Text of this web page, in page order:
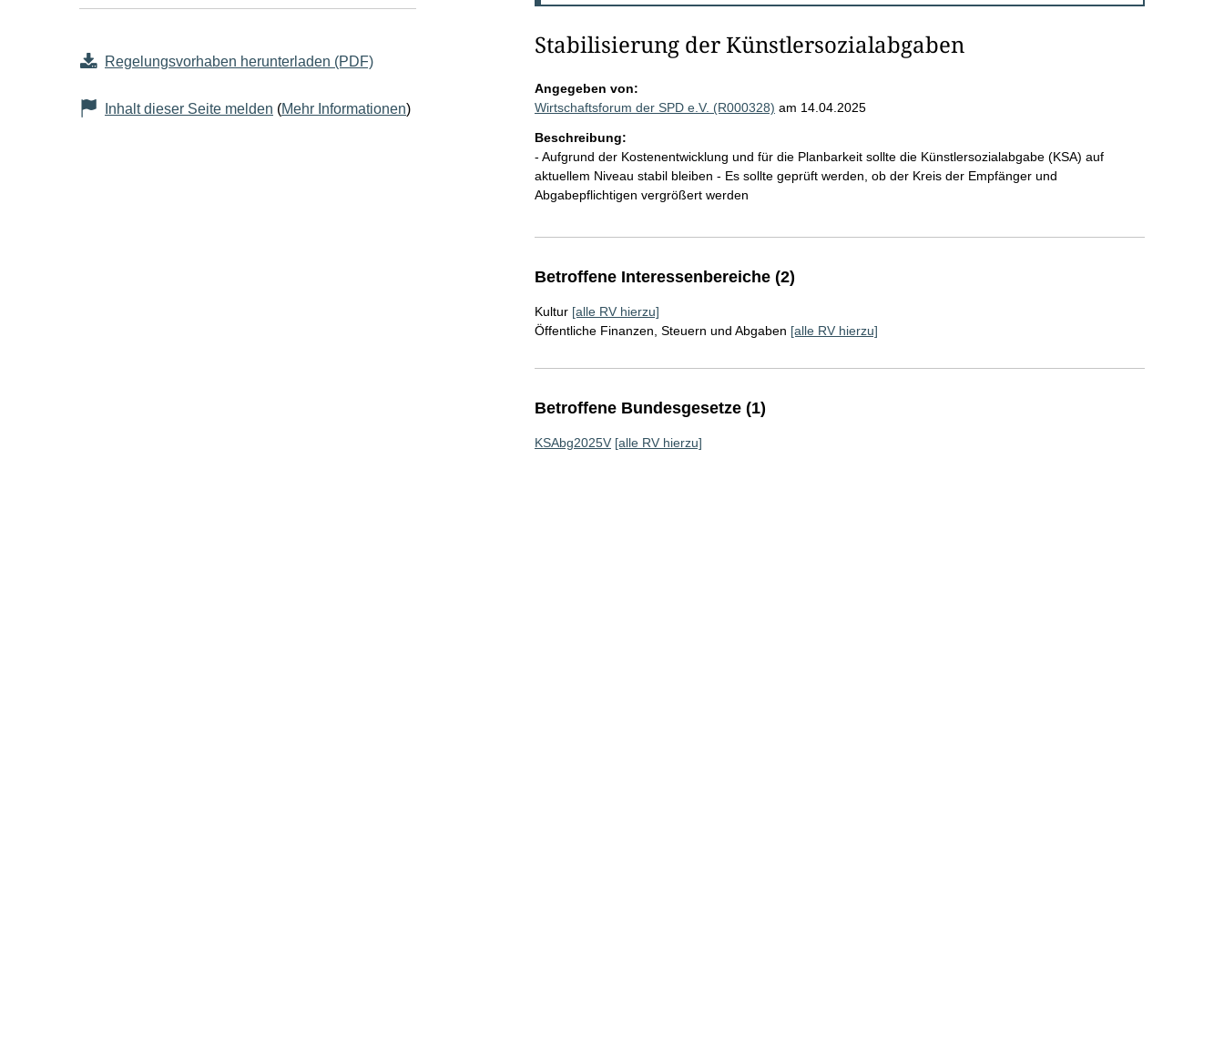
Seiteninhalt
Regelungsvorhaben herunterladen (PDF)
Inhalt dieser Seite melden (Mehr Informationen)
Stabilisierung der Künstlersozialabgaben
Angegeben von:
Wirtschaftsforum der SPD e.V. (R000328) am 14.04.2025
Beschreibung:
- Aufgrund der Kostenentwicklung und für die Planbarkeit sollte die Künstlersozialabgabe (KSA) auf
aktuellem Niveau stabil bleiben - Es sollte geprüft werden, ob der Kreis der Empfänger und
Abgabepflichtigen vergrößert werden
Betroffene Interessenbereiche (2)
Kultur [alle RV hierzu]
Öffentliche Finanzen, Steuern und Abgaben [alle RV hierzu]
Betroffene Bundesgesetze (1)
KSAbg2025V [alle RV hierzu]